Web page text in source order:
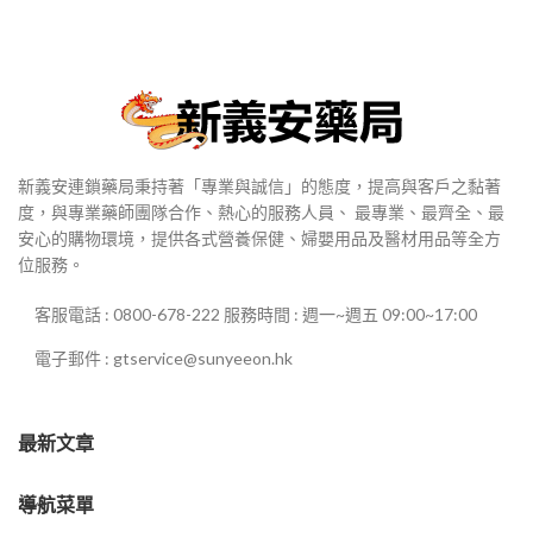
新義安連鎖藥局秉持著「專業與誠信」的態度，提高與客戶之黏著
度，與專業藥師團隊合作、熱心的服務人員、 最專業、最齊全、最
安心的購物環境，提供各式營養保健、婦嬰用品及醫材用品等全方
位服務。
客服電話 : 0800-678-222 服務時間 : 週一~週五 09:00~17:00
電子郵件 : gtservice@sunyeeon.hk
最新文章
導航菜單